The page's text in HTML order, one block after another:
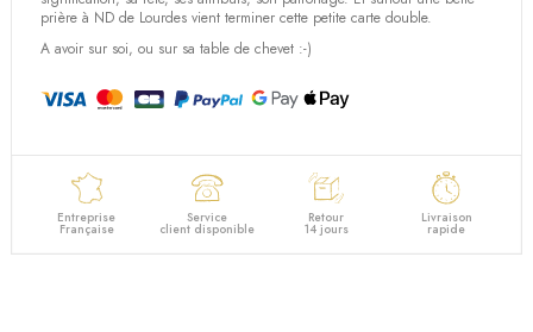
prière à ND de Lourdes vient terminer cette petite carte double.
A avoir sur soi, ou sur sa table de chevet :-)
Entreprise
Française
Service
client disponible
Retour
14 jours
Livraison
rapide